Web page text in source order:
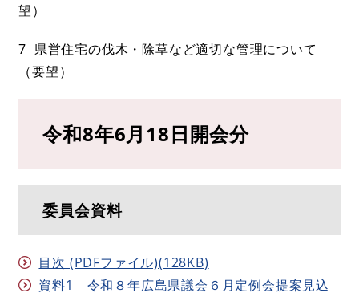
望）
7 県営住宅の伐木・除草など適切な管理について
（要望）
令和8年6月18日開会分
委員会資料
目次 (PDFファイル)(128KB)
資料1 令和８年広島県議会６月定例会提案見込